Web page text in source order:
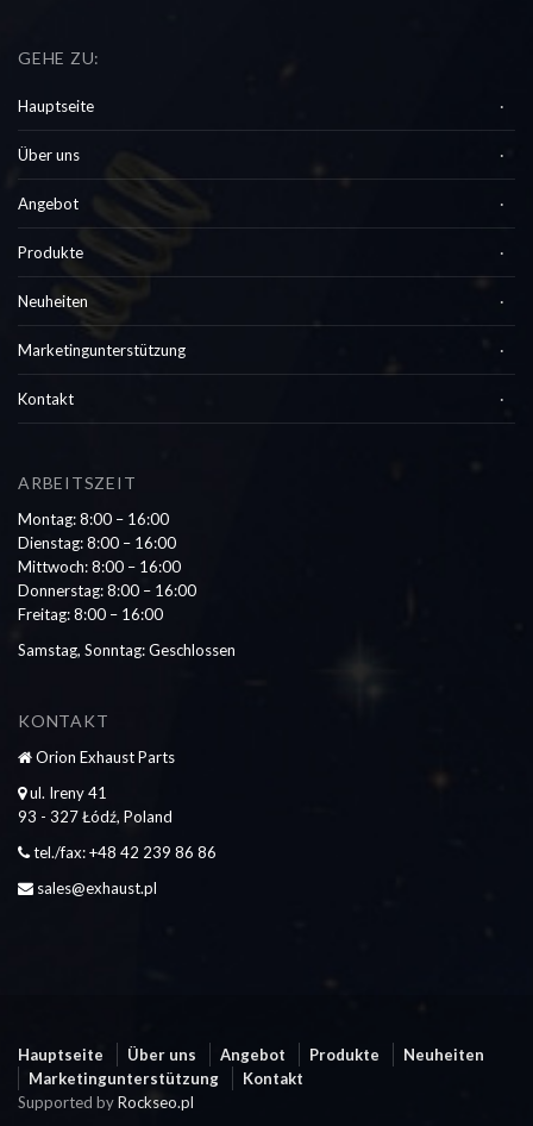
GEHE ZU:
Hauptseite
Über uns
Angebot
Produkte
Neuheiten
Marketingunterstützung
Kontakt
ARBEITSZEIT
Montag: 8:00 – 16:00
Dienstag: 8:00 – 16:00
Mittwoch: 8:00 – 16:00
Donnerstag: 8:00 – 16:00
Freitag: 8:00 – 16:00
Samstag, Sonntag: Geschlossen
KONTAKT
Orion Exhaust Parts
ul. Ireny 41
93 - 327 Łódź, Poland
tel./fax: +48 42 239 86 86
sales@exhaust.pl
Hauptseite Über uns Angebot Produkte
Neuheiten
Marketingunterstützung
Kontakt
Supported byRockseo.pl